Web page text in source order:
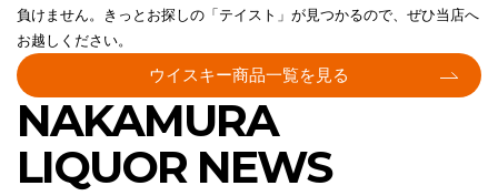
負けません。きっとお探しの「テイスト」が見つかるので、ぜひ当店へ
お越しください。
ウイスキー商品一覧を見る
NAKAMURA
LIQUOR NEWS